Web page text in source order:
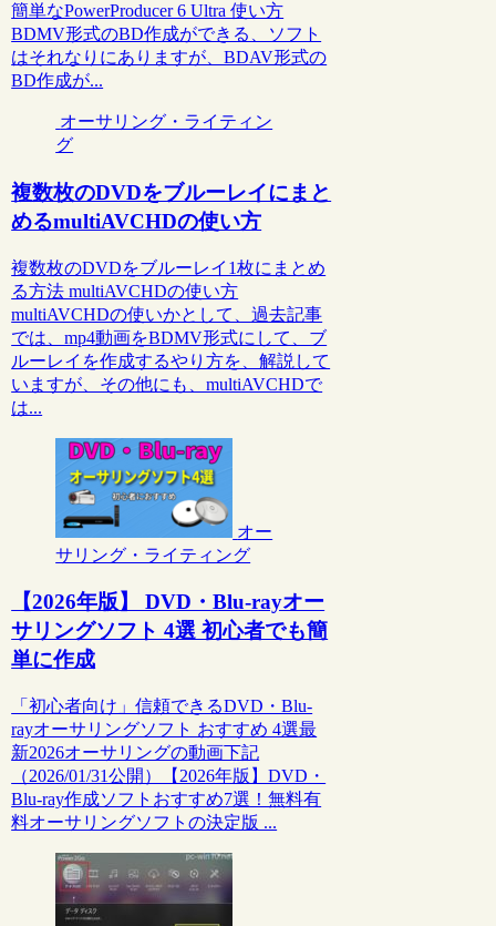
簡単なPowerProducer 6 Ultra 使い方
BDMV形式のBD作成ができる、ソフト
はそれなりにありますが、BDAV形式の
BD作成が...
オーサリング・ライティン
グ
複数枚のDVDをブルーレイにまと
めるmultiAVCHDの使い方
複数枚のDVDをブルーレイ1枚にまとめ
る方法 multiAVCHDの使い方
multiAVCHDの使いかとして、過去記事
では、mp4動画をBDMV形式にして、ブ
ルーレイを作成するやり方を、解説して
いますが、その他にも、multiAVCHDで
は...
オー
サリング・ライティング
【2026年版】 DVD・Blu-rayオー
サリングソフト 4選 初心者でも簡
単に作成
「初心者向け」信頼できるDVD・Blu-
rayオーサリングソフト おすすめ 4選最
新2026オーサリングの動画下記
（2026/01/31公開）【2026年版】DVD・
Blu-ray作成ソフトおすすめ7選！無料有
料オーサリングソフトの決定版 ...